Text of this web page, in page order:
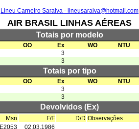
Lineu Carneiro Saraiva - lineusaraiva@hotmail.com
AIR BRASIL LINHAS AÉREAS
Totais por modelo
OO Ex WO NTU
3
3
Totais por tipo
OO Ex WO NTU
3
3
Devolvidos (Ex)
Msn F/F D/D Observações
E2053
02.03.1986